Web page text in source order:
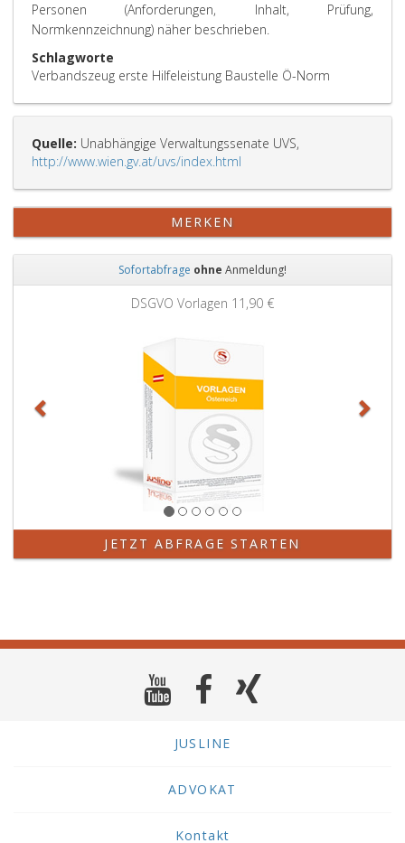
Personen (Anforderungen, Inhalt, Prüfung,
Normkennzeichnung) näher beschrieben.
Schlagworte
Verbandszeug erste Hilfeleistung Baustelle Ö-Norm
Quelle: Unabhängige Verwaltungssenate UVS,
http://www.wien.gv.at/uvs/index.html
MERKEN
Sofortabfrage ohne Anmeldung!
DSGVO Vorlagen 11,90 €
JETZT ABFRAGE STARTEN
JUSLINE
ADVOKAT
Kontakt